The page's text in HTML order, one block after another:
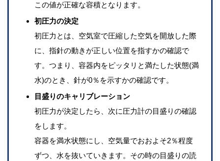
この値が正確な容積となります。
初圧力の決定
初圧力とは、空気室で圧縮した空気を開放した際
に、指針の動きが正しい位置を指すかの確認で
す。つまり、容器内をピッタリと満たした状態(満
水)のとき、針が0％を示すかの確認です。
目盛りのキャリブレーション
初圧力が決定したら、次に圧力計の目盛りの確認
をします。
容器を満水状態にし、空気量でおおよそ2％程度
ずつ、水を抜いていきます。その時の目盛りの読